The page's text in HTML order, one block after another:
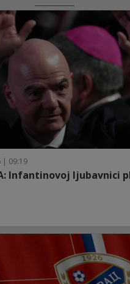
| 09:19
Infantinovoj ljubavnici